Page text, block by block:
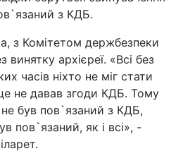
з КДБ.
з Комітетом держбезпеки
винятку архієреї. «Всі без
часів ніхто не міг стати
не давав згоди КДБ. Тому
був пов`язаний з КДБ,
пов`язаний, як і всі», -